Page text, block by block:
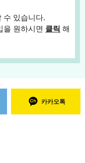
수 있습니다.
을 원하시면 클릭 해
카카오톡